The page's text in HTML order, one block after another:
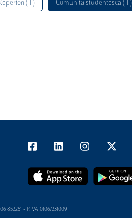
( 1 ) Comunità studentesca ( 1 )
852251 - P.IVA 01067231009